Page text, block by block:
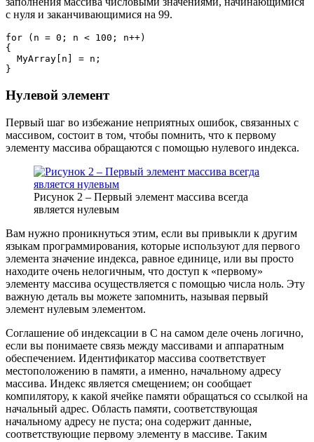
с нуля и заканчивающимися на 99.
for ( n = 0 ; n < 100 ; n++)
{
  MyArray
n = n ;
}
Нулевой элемент
Первый шаг во избежание неприятных ошибок, связанных с
массивом, состоит в том, чтобы помнить, что к первому
элементу массива обращаются с помощью нулевого индекса.
Рисунок 2 – Первый элемент массива всегда
является нулевым
Вам нужно проникнуться этим, если вы привыкли к другим
языкам программирования, которые используют для первого
элемента значение индекса, равное единице, или вы просто
находите очень нелогичным, что доступ к «первому»
элементу массива осуществляется с помощью числа ноль. Эту
важную деталь вы можете запомнить, называя первый
элемент нулевым элементом.
Соглашение об индексации в C на самом деле очень логично,
если вы понимаете связь между массивами и аппаратным
обеспечением. Идентификатор массива соответствует
местоположению в памяти, а именно, начальному адресу
массива. Индекс является смещением; он сообщает
компилятору, к какой ячейке памяти обращаться со ссылкой на
начальный адрес. Область памяти, соответствующая
начальному адресу не пуста; она содержит данные,
соответствующие первому элементу в массиве. Таким